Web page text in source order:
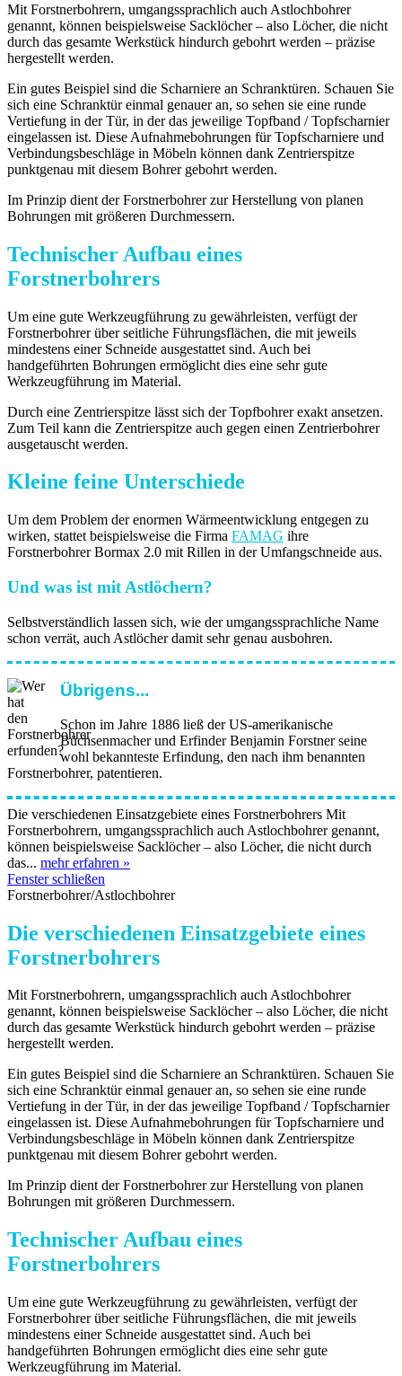
Mit Forstnerbohrern, umgangssprachlich auch Astlochbohrer
genannt, können beispielsweise Sacklöcher – also Löcher, die nicht
durch das gesamte Werkstück hindurch gebohrt werden – präzise
hergestellt werden.
Ein gutes Beispiel sind die Scharniere an Schranktüren. Schauen Sie
sich eine Schranktür einmal genauer an, so sehen sie eine runde
Vertiefung in der Tür, in der das jeweilige Topfband / Topfscharnier
eingelassen ist. Diese Aufnahmebohrungen für Topfscharniere und
Verbindungsbeschläge in Möbeln können dank Zentrierspitze
punktgenau mit diesem Bohrer gebohrt werden.
Im Prinzip dient der Forstnerbohrer zur Herstellung von planen
Bohrungen mit größeren Durchmessern.
Technischer Aufbau eines
Forstnerbohrers
Um eine gute Werkzeugführung zu gewährleisten, verfügt der
Forstnerbohrer über seitliche Führungsflächen, die mit jeweils
mindestens einer Schneide ausgestattet sind. Auch bei
handgeführten Bohrungen ermöglicht dies eine sehr gute
Werkzeugführung im Material.
Durch eine Zentrierspitze lässt sich der Topfbohrer exakt ansetzen.
Zum Teil kann die Zentrierspitze auch gegen einen Zentrierbohrer
ausgetauscht werden.
Kleine feine Unterschiede
Um dem Problem der enormen Wärmeentwicklung entgegen zu
wirken, stattet beispielsweise die Firma FAMAG ihre
Forstnerbohrer Bormax 2.0 mit Rillen in der Umfangschneide aus.
Und was ist mit Astlöchern?
Selbstverständlich lassen sich, wie der umgangssprachliche Name
schon verrät, auch Astlöcher damit sehr genau ausbohren.
Übrigens...
Schon im Jahre 1886 ließ der US-amerikanische
Büchsenmacher und Erfinder Benjamin Forstner seine
wohl bekannteste Erfindung, den nach ihm benannten
Forstnerbohrer, patentieren.
Die verschiedenen Einsatzgebiete eines Forstnerbohrers Mit
Forstnerbohrern, umgangssprachlich auch Astlochbohrer genannt,
können beispielsweise Sacklöcher – also Löcher, die nicht durch
das... mehr erfahren »
Fenster schließen
Forstnerbohrer/Astlochbohrer
Die verschiedenen Einsatzgebiete eines
Forstnerbohrers
Mit Forstnerbohrern, umgangssprachlich auch Astlochbohrer
genannt, können beispielsweise Sacklöcher – also Löcher, die nicht
durch das gesamte Werkstück hindurch gebohrt werden – präzise
hergestellt werden.
Ein gutes Beispiel sind die Scharniere an Schranktüren. Schauen Sie
sich eine Schranktür einmal genauer an, so sehen sie eine runde
Vertiefung in der Tür, in der das jeweilige Topfband / Topfscharnier
eingelassen ist. Diese Aufnahmebohrungen für Topfscharniere und
Verbindungsbeschläge in Möbeln können dank Zentrierspitze
punktgenau mit diesem Bohrer gebohrt werden.
Im Prinzip dient der Forstnerbohrer zur Herstellung von planen
Bohrungen mit größeren Durchmessern.
Technischer Aufbau eines
Forstnerbohrers
Um eine gute Werkzeugführung zu gewährleisten, verfügt der
Forstnerbohrer über seitliche Führungsflächen, die mit jeweils
mindestens einer Schneide ausgestattet sind. Auch bei
handgeführten Bohrungen ermöglicht dies eine sehr gute
Werkzeugführung im Material.